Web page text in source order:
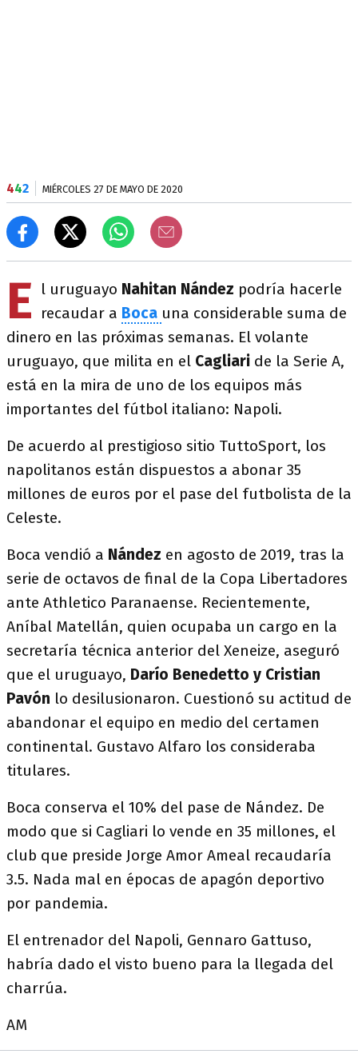
442 MIÉRCOLES 27 DE MAYO DE 2020
E l uruguayo Nahitan Nández podría hacerle
recaudar a Boca una considerable suma de
dinero en las próximas semanas. El volante
uruguayo, que milita en el Cagliari de la Serie A,
está en la mira de uno de los equipos más
importantes del fútbol italiano: Napoli.
De acuerdo al prestigioso sitio TuttoSport, los
napolitanos están dispuestos a abonar 35
millones de euros por el pase del futbolista de la
Celeste.
Boca vendió a Nández en agosto de 2019, tras la
serie de octavos de final de la Copa Libertadores
ante Athletico Paranaense. Recientemente,
Aníbal Matellán, quien ocupaba un cargo en la
secretaría técnica anterior del Xeneize, aseguró
que el uruguayo, Darío Benedetto y Cristian
Pavón lo desilusionaron. Cuestionó su actitud de
abandonar el equipo en medio del certamen
continental. Gustavo Alfaro los consideraba
titulares.
Boca conserva el 10% del pase de Nández. De
modo que si Cagliari lo vende en 35 millones, el
club que preside Jorge Amor Ameal recaudaría
3.5. Nada mal en épocas de apagón deportivo
por pandemia.
El entrenador del Napoli, Gennaro Gattuso,
habría dado el visto bueno para la llegada del
charrúa.
AM